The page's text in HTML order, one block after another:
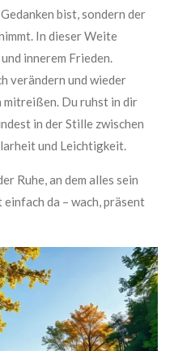
bist, sondern der
In dieser Weite
innerem Frieden.
verändern und wieder
mitreißen. Du ruhst in dir
in der Stille zwischen
und Leichtigkeit.
Ruhe, an dem alles sein
da – wach, präsent